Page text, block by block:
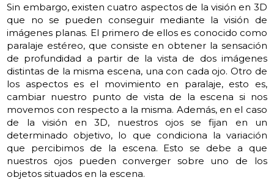
Sin embargo, existen cuatro aspectos de la visión en 3D
que no se pueden conseguir mediante la visión de
imágenes planas. El primero de ellos es conocido como
paralaje estéreo, que consiste en obtener la sensación
de profundidad a partir de la vista de dos imágenes
distintas de la misma escena, una con cada ojo. Otro de
los aspectos es el movimiento en paralaje, esto es,
cambiar nuestro punto de vista de la escena si nos
movemos con respecto a la misma. Además, en el caso
de la visión en 3D, nuestros ojos se fijan en un
determinado objetivo, lo que condiciona la variación
que percibimos de la escena. Esto se debe a que
nuestros ojos pueden converger sobre uno de los
objetos situados en la escena.